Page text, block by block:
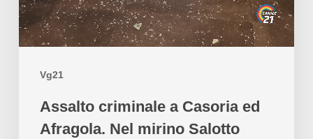
Vg21
Assalto criminale a Casoria ed
Afragola. Nel mirino Salotto